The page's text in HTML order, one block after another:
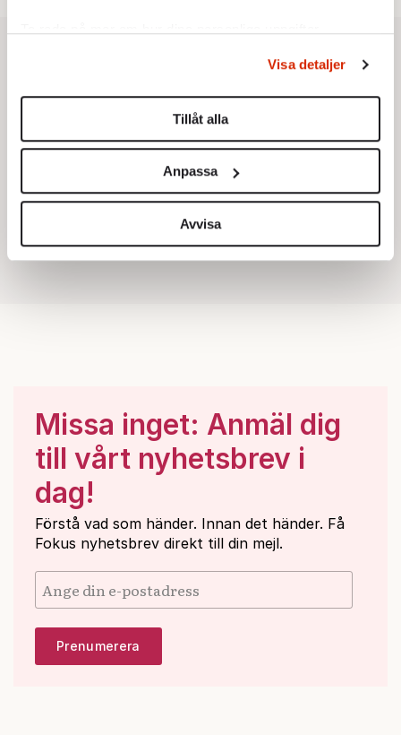
Du kan ändra eller dra tillbaka ditt samtycke när som
helst från cookie-förklaringen.
Vi använder enhetsidentifierare för att anpassa innehållet
för sociala medier och analysera vår trafik. Vi
vidarebefordrar även sådana identifierare och annan
information från din enhet till de sociala medier och
annons- och analysföretag som vi samarbetar med.
Dessa kan i sin tur kombinera informationen med annan
Visa detaljer
Tillåt alla
Anpassa
Avvisa
Missa inget: Anmäl dig
till vårt nyhetsbrev i
dag!
Förstå vad som händer. Innan det händer. Få
Fokus nyhetsbrev direkt till din mejl.